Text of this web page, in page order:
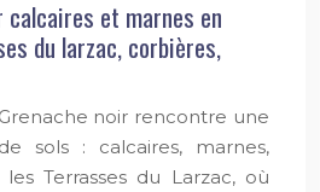
et marnes en
du larzac, corbières,
noir rencontre une
sols : calcaires, marnes,
les Terrasses du Larzac, où